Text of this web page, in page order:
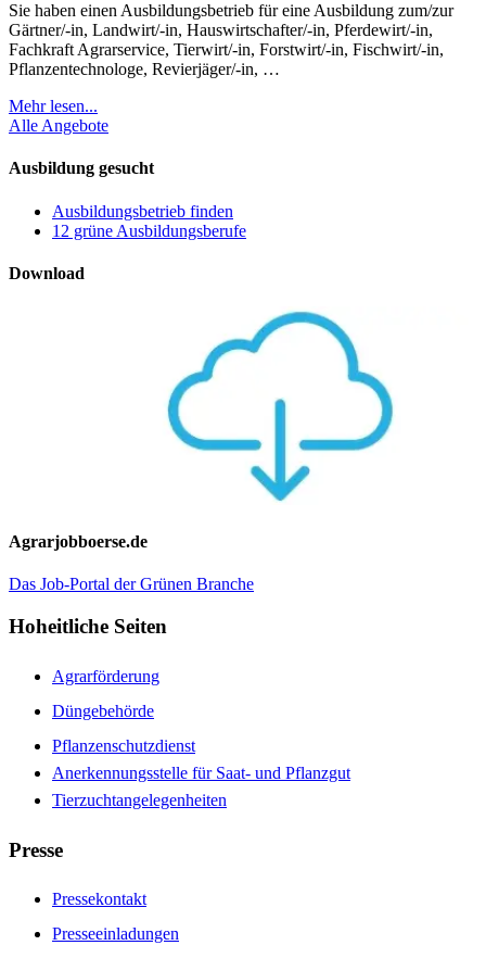
Sie haben einen Ausbildungsbetrieb für eine Ausbildung zum/zur
Gärtner/-in, Landwirt/-in, Hauswirtschafter/-in, Pferdewirt/-in,
Fachkraft Agrarservice, Tierwirt/-in, Forstwirt/-in, Fischwirt/-in,
Pflanzentechnologe, Revierjäger/-in, …
Mehr lesen...
Alle Angebote
Ausbildung gesucht
Ausbildungsbetrieb finden
12 grüne Ausbildungsberufe
Download
Agrarjobboerse.de
Das Job-Portal der Grünen Branche
Hoheitliche Seiten
Agrarförderung
Düngebehörde
Pflanzenschutzdienst
Anerkennungsstelle für Saat- und Pflanzgut
Tierzuchtangelegenheiten
Presse
Pressekontakt
Presseeinladungen